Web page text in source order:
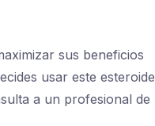
sus beneficios
usar este esteroide
a un profesional de